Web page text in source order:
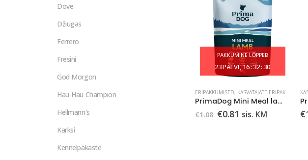
PAKKUMINE LÕPPEB
23PÄEVI 16:32:29
ERIPAKKUMISED, KASVATAJATE ERIPAKKUMINE ,
PrimaDog Mini Meal lammas 85g
€1.08 Algne
€0.81 Praegune
sis. KM €
Dove
Džiugas
Ferrero
Fresini
God Morgon
Hau-Hau Champion
Hellmann's
Karksi
Kennelpakaste